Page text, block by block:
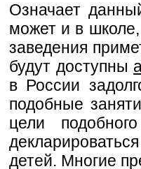
Означает
может и в школе,
заведения
будут доступны
в России
подобные
цели
детей. Многие